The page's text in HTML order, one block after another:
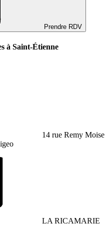
Prendre RDV
à Saint-Étienne
14 rue Remy Moise
LA RICAMARIE